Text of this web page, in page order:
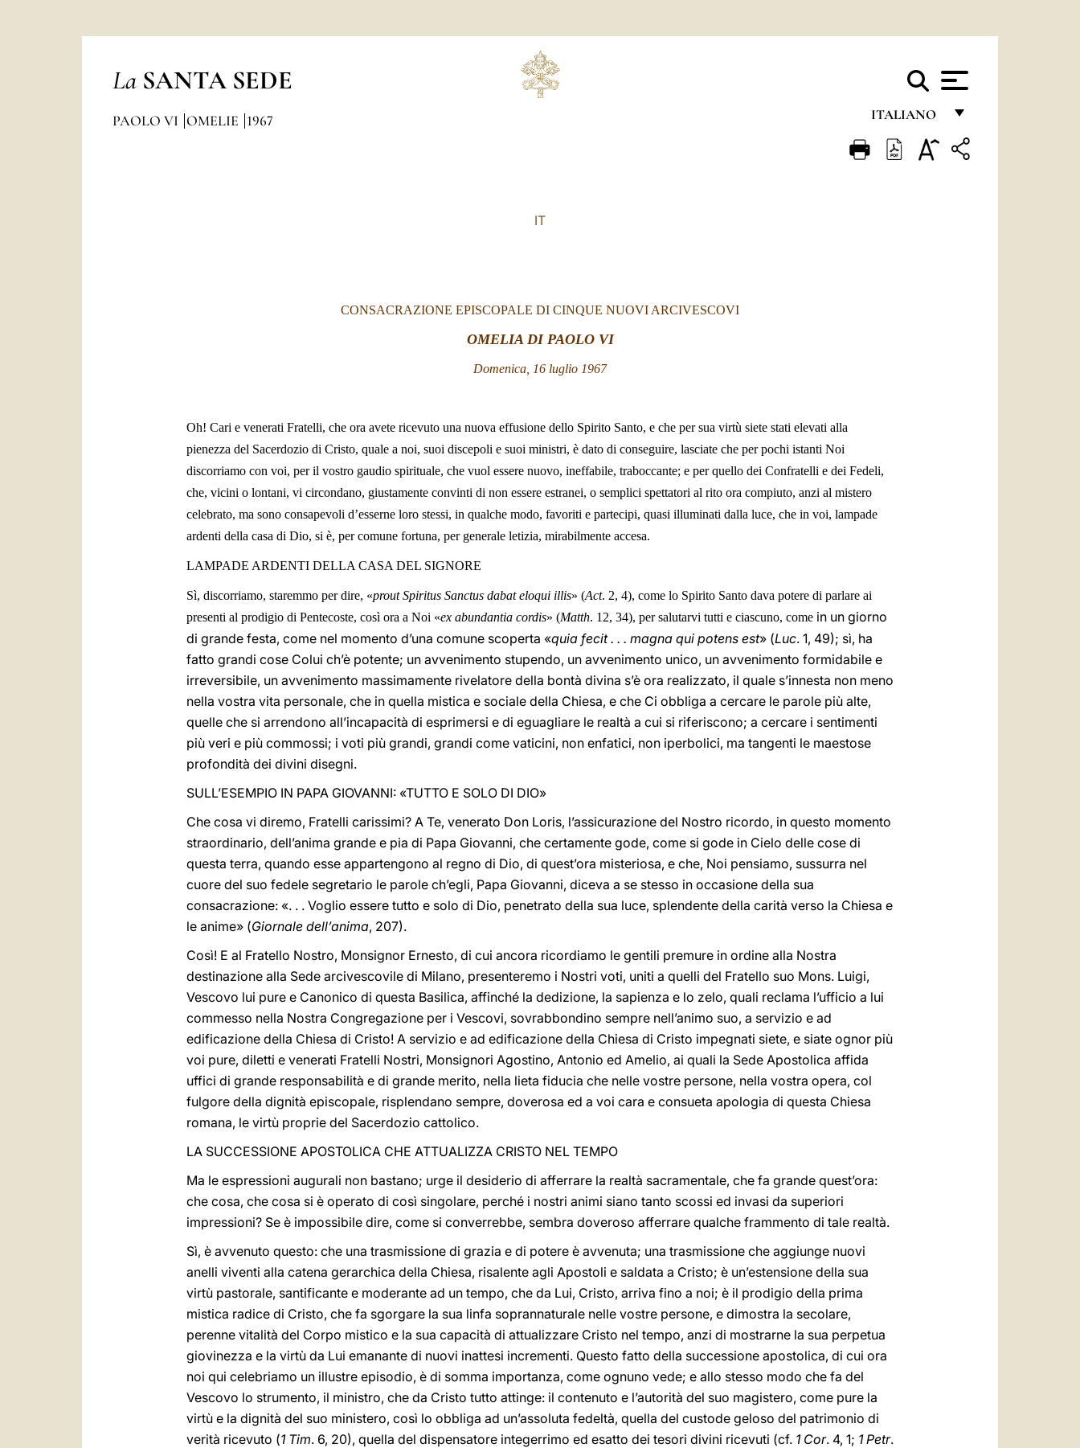
La SANTA SEDE
ITALIANO
FRANÇAIS
PAOLO VI OMELIE 1967
IT
CONSACRAZIONE EPISCOPALE DI CINQUE NUOVI ARCIVESCOVI
OMELIA DI PAOLO VI
Domenica, 16 luglio 1967
Oh! Cari e venerati Fratelli, che ora avete ricevuto una nuova effusione dello Spirito Santo, e che per sua virtù siete stati elevati alla
pienezza del Sacerdozio di Cristo, quale a noi, suoi discepoli e suoi ministri, è dato di conseguire, lasciate che per pochi istanti Noi
discorriamo con voi, per il vostro gaudio spirituale, che vuol essere nuovo, ineffabile, traboccante; e per quello dei Confratelli e dei Fedeli,
che, vicini o lontani, vi circondano, giustamente convinti di non essere estranei, o semplici spettatori al rito ora compiuto, anzi al mistero
celebrato, ma sono consapevoli d’esserne loro stessi, in qualche modo, favoriti e partecipi, quasi illuminati dalla luce, che in voi, lampade
ardenti della casa di Dio, si è, per comune fortuna, per generale letizia, mirabilmente accesa.
LAMPADE ARDENTI DELLA CASA DEL SIGNORE
Sì, discorriamo, staremmo per dire, «prout Spiritus Sanctus dabat eloqui illis» (Act. 2, 4), come lo Spirito Santo dava potere di parlare ai
presenti al prodigio di Pentecoste, così ora a Noi «ex abundantia cordis» (Matth. 12, 34), per salutarvi tutti e ciascuno, come in un giorno
di grande festa, come nel momento d’una comune scoperta «quia fecit . . . magna qui potens est» (Luc. 1, 49); sì, ha
fatto grandi cose Colui ch’è potente; un avvenimento stupendo, un avvenimento unico, un avvenimento formidabile e
irreversibile, un avvenimento massimamente rivelatore della bontà divina s’è ora realizzato, il quale s’innesta non meno
nella vostra vita personale, che in quella mistica e sociale della Chiesa, e che Ci obbliga a cercare le parole più alte,
quelle che si arrendono all’incapacità di esprimersi e di eguagliare le realtà a cui si riferiscono; a cercare i sentimenti
più veri e più commossi; i voti più grandi, grandi come vaticini, non enfatici, non iperbolici, ma tangenti le maestose
profondità dei divini disegni.
SULL’ESEMPIO IN PAPA GIOVANNI: «TUTTO E SOLO DI DIO»
Che cosa vi diremo, Fratelli carissimi? A Te, venerato Don Loris, l’assicurazione del Nostro ricordo, in questo momento
straordinario, dell’anima grande e pia di Papa Giovanni, che certamente gode, come si gode in Cielo delle cose di
questa terra, quando esse appartengono al regno di Dio, di quest’ora misteriosa, e che, Noi pensiamo, sussurra nel
cuore del suo fedele segretario le parole ch’egli, Papa Giovanni, diceva a se stesso in occasione della sua
consacrazione: «. . . Voglio essere tutto e solo di Dio, penetrato della sua luce, splendente della carità verso la Chiesa e
le anime» (Giornale dell’anima, 207).
Così! E al Fratello Nostro, Monsignor Ernesto, di cui ancora ricordiamo le gentili premure in ordine alla Nostra
destinazione alla Sede arcivescovile di Milano, presenteremo i Nostri voti, uniti a quelli del Fratello suo Mons. Luigi,
Vescovo lui pure e Canonico di questa Basilica, affinché la dedizione, la sapienza e lo zelo, quali reclama l’ufficio a lui
commesso nella Nostra Congregazione per i Vescovi, sovrabbondino sempre nell’animo suo, a servizio e ad
edificazione della Chiesa di Cristo! A servizio e ad edificazione della Chiesa di Cristo impegnati siete, e siate ognor più
voi pure, diletti e venerati Fratelli Nostri, Monsignori Agostino, Antonio ed Amelio, ai quali la Sede Apostolica affida
uffici di grande responsabilità e di grande merito, nella lieta fiducia che nelle vostre persone, nella vostra opera, col
fulgore della dignità episcopale, risplendano sempre, doverosa ed a voi cara e consueta apologia di questa Chiesa
romana, le virtù proprie del Sacerdozio cattolico.
LA SUCCESSIONE APOSTOLICA CHE ATTUALIZZA CRISTO NEL TEMPO
Ma le espressioni augurali non bastano; urge il desiderio di afferrare la realtà sacramentale, che fa grande quest’ora:
che cosa, che cosa si è operato di così singolare, perché i nostri animi siano tanto scossi ed invasi da superiori
impressioni? Se è impossibile dire, come si converrebbe, sembra doveroso afferrare qualche frammento di tale realtà.
Sì, è avvenuto questo: che una trasmissione di grazia e di potere è avvenuta; una trasmissione che aggiunge nuovi
anelli viventi alla catena gerarchica della Chiesa, risalente agli Apostoli e saldata a Cristo; è un’estensione della sua
virtù pastorale, santificante e moderante ad un tempo, che da Lui, Cristo, arriva fino a noi; è il prodigio della prima
mistica radice di Cristo, che fa sgorgare la sua linfa soprannaturale nelle vostre persone, e dimostra la secolare,
perenne vitalità del Corpo mistico e la sua capacità di attualizzare Cristo nel tempo, anzi di mostrarne la sua perpetua
giovinezza e la virtù da Lui emanante di nuovi inattesi incrementi. Questo fatto della successione apostolica, di cui ora
noi qui celebriamo un illustre episodio, è di somma importanza, come ognuno vede; e allo stesso modo che fa del
Vescovo lo strumento, il ministro, che da Cristo tutto attinge: il contenuto e l’autorità del suo magistero, come pure la
virtù e la dignità del suo ministero, così lo obbliga ad un’assoluta fedeltà, quella del custode geloso del patrimonio di
verità ricevuto (1 Tim. 6, 20), quella del dispensatore integerrimo ed esatto dei tesori divini ricevuti (cf. 1 Cor. 4, 1; 1 Petr.